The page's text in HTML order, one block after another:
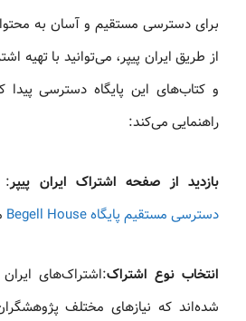
برای دسترسی مستقیم و آسان به
از طریق ایران پیپر، می‌توانید با تهیه
و کتاب‌های این پایگاه دسترسی پیدا
راهنمایی می‌کند:
بازدید از صفحه اشتراک ایران پیپر:
دسترسی مستقیم پایگاه Begell House
انتخاب نوع اشتراک:اشتراک‌های
شده‌اند که نیازهای مختلف